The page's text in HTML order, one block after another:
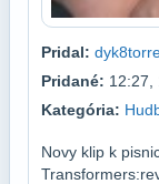
Pridal:
Pridané: 12:27,
Kategória:
Novy klip k